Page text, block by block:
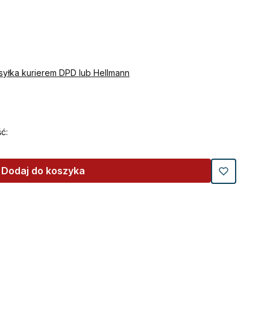
kurierem DPD lub Hellmann
Dodaj do koszyka